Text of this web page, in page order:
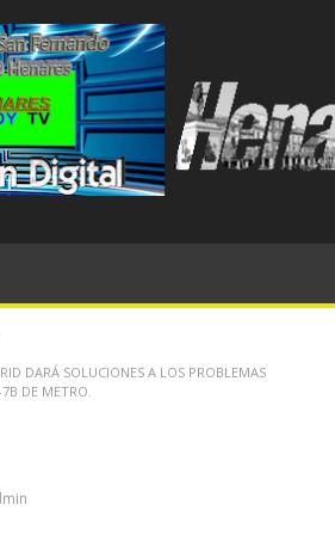
DARÁ SOLUCIONES A LOS PROBLEMAS
DE METRO.